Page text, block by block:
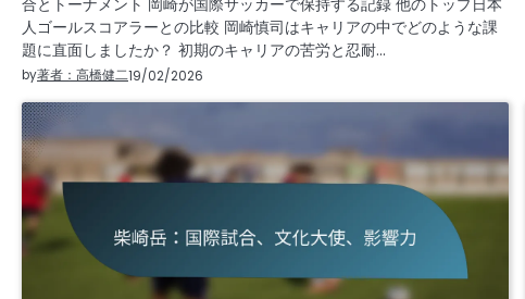
合とトーナメント 岡崎が国際サッカーで保持する記録 他のトップ日本
人ゴールスコアラーとの比較 岡崎慎司はキャリアの中でどのような課
題に直面しましたか？ 初期のキャリアの苦労と忍耐…
by著者：高橋健二19/02/2026